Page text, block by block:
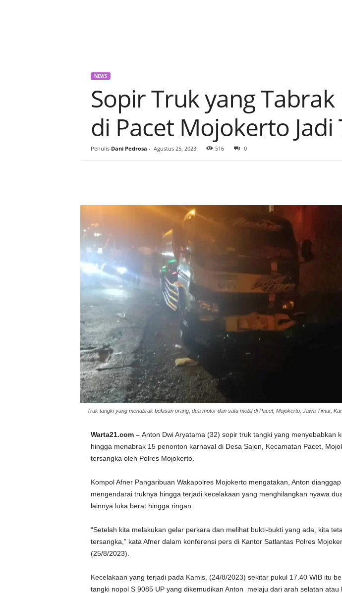
NEWS
Sopir Truk yang
di Pacet Mojokerto Jadi
Penulis Dani Pedrosa - Agustus 25, 2023 516 0
Truk tangki yang menabrak belasan orang, dua motor dan satu mobil di Pacet, Mojokerto, Jawa Timur,
Warta21.com – Anton Dwi Aryatama (32) sopir truk tangki yang menyebabkan
hingga menabrak 15 penonton karnaval di Desa Sajen, Kecamatan Pacet,
tersangka oleh Polres Mojokerto.
Kompol Afner Pangaribuan Wakapolres Mojokerto mengatakan, Anton
mengendarai truknya hingga terjadi kecelakaan yang menghilangkan nyawa
lainnya luka berat hingga ringan.
“Setelah kita melakukan gelar perkara dan melihat bukti-bukti yang ada, kita
tersangka,” kata Afner dalam konferensi pers di Kantor Satlantas Polres
(25/8/2023).
Kecelakaan yang terjadi pada Kamis, (24/8/2023) sekitar pukul 17.40 WIB itu
tangki nopol S 9085 UP yang dikemudikan Anton melaju dari arah selatan atau